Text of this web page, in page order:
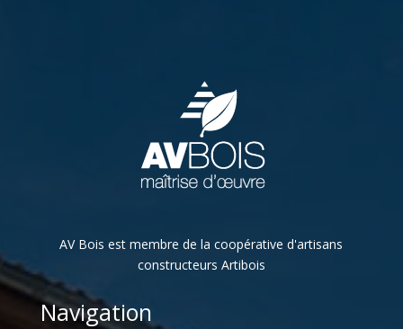
AV Bois est membre de la coopérative d'artisans
constructeurs Artibois
Navigation